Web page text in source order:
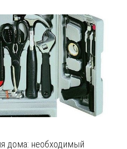
дома: необходимый